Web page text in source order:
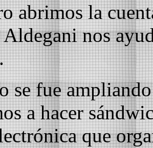
abrimos la
nos
se fue
a hacer
que